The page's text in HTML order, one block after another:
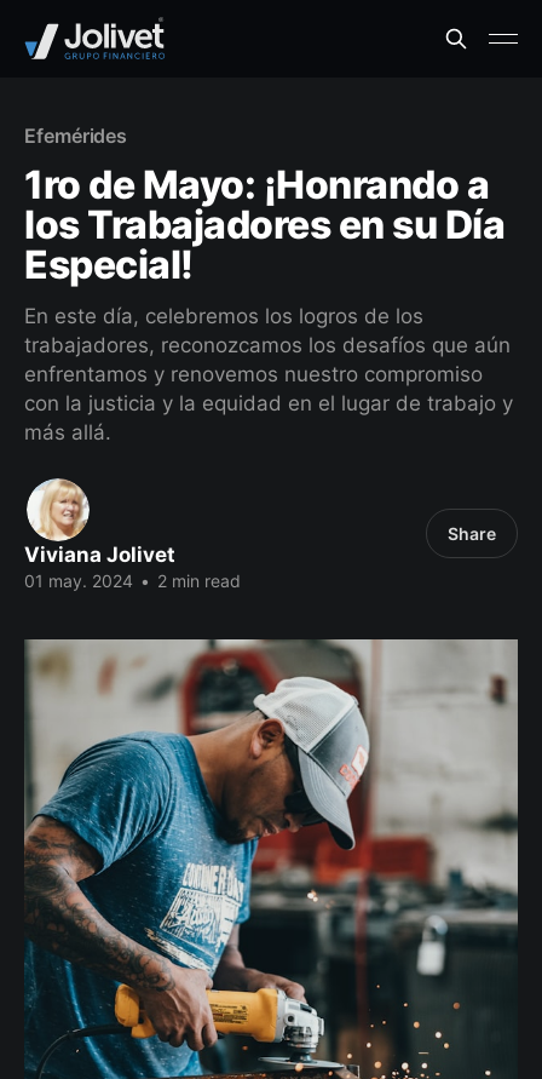
Efemérides
1ro de Mayo: ¡Honrando a
los Trabajadores en su Día
Especial!
En este día, celebremos los logros de los
trabajadores, reconozcamos los desafíos que aún
enfrentamos y renovemos nuestro compromiso
con la justicia y la equidad en el lugar de trabajo y
más allá.
Viviana Jolivet
01 may. 2024 • 2 min read
Share